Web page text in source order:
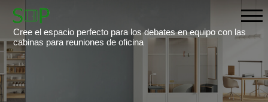
Cree el espacio perfecto para los debates en equipo con las
cabinas para reuniones de oficina